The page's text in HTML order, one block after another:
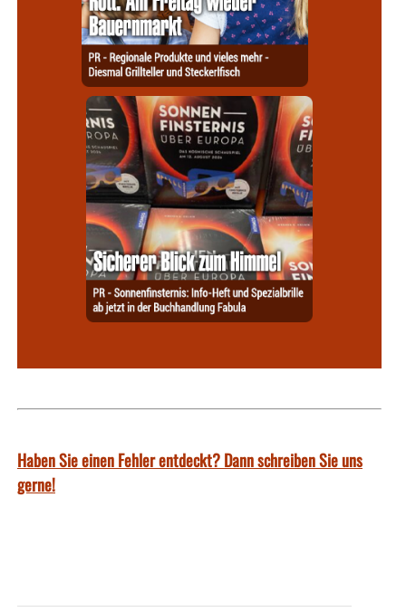
Haben Sie einen Fehler entdeckt? Dann schreiben Sie uns
gerne!